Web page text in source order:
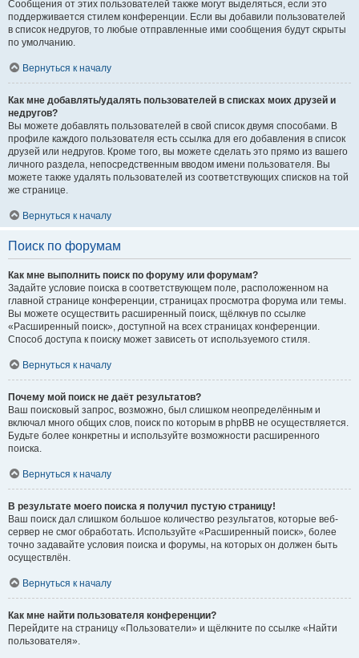
Сообщения от этих пользователей также могут выделяться, если это
поддерживается стилем конференции. Если вы добавили пользователей
в список недругов, то любые отправленные ими сообщения будут скрыты
по умолчанию.
Вернуться к началу
Как мне добавлять/удалять пользователей в списках моих друзей и
недругов?
Вы можете добавлять пользователей в свой список двумя способами. В
профиле каждого пользователя есть ссылка для его добавления в список
друзей или недругов. Кроме того, вы можете сделать это прямо из вашего
личного раздела, непосредственным вводом имени пользователя. Вы
можете также удалять пользователей из соответствующих списков на той
же странице.
Вернуться к началу
Поиск по форумам
Как мне выполнить поиск по форуму или форумам?
Задайте условие поиска в соответствующем поле, расположенном на
главной странице конференции, страницах просмотра форума или темы.
Вы можете осуществить расширенный поиск, щёлкнув по ссылке
«Расширенный поиск», доступной на всех страницах конференции.
Способ доступа к поиску может зависеть от используемого стиля.
Вернуться к началу
Почему мой поиск не даёт результатов?
Ваш поисковый запрос, возможно, был слишком неопределённым и
включал много общих слов, поиск по которым в phpBB не осуществляется.
Будьте более конкретны и используйте возможности расширенного
поиска.
Вернуться к началу
В результате моего поиска я получил пустую страницу!
Ваш поиск дал слишком большое количество результатов, которые веб-
сервер не смог обработать. Используйте «Расширенный поиск», более
точно задавайте условия поиска и форумы, на которых он должен быть
осуществлён.
Вернуться к началу
Как мне найти пользователя конференции?
Перейдите на страницу «Пользователи» и щёлкните по ссылке «Найти
пользователя».